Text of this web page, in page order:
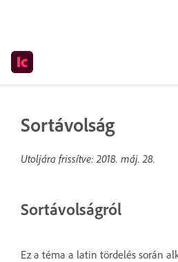
Sortávolság
Utoljára frissítve:2018. máj. 28.
Sortávolságról
Ez a téma a latin tördelés során